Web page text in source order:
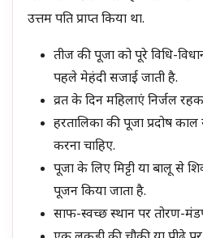
उत्तम पति प्राप्त किया था.
तीज की पूजा को पूरे विधि-
पहले मेहंदी सजाई जाती है.
व्रत के दिन महिलाएं निर्जल
हरतालिका की पूजा प्रदोष
करना चाहिए.
पूजा के लिए मिट्टी या बालू से
पूजन किया जाता है.
साफ-स्वच्छ स्थान पर तोरण-